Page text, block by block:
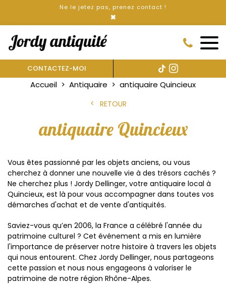
Ne le jetez pas, prenez contact !
×
CONTACTEZ-MOI
Accueil Antiquaire antiquaire Quincieux
RETOUR
antiquaire Quincieux
Vous êtes passionné par les objets anciens, ou vous
cherchez à donner une nouvelle vie à des trésors cachés ?
Ne cherchez plus ! Jordy Dellinger, votre antiquaire local à
Quincieux, est là pour vous accompagner dans toutes vos
démarches d'achat et de vente d'antiquités.
Saviez-vous qu’en 2006, la France a célébré l'année du
patrimoine culturel ? Cet événement a mis en lumière
l'importance de préserver notre histoire à travers les objets
qui nous entourent. Chez Jordy Dellinger, nous partageons
cette passion et nous nous engageons à valoriser le
patrimoine de notre région Rhône-Alpes.